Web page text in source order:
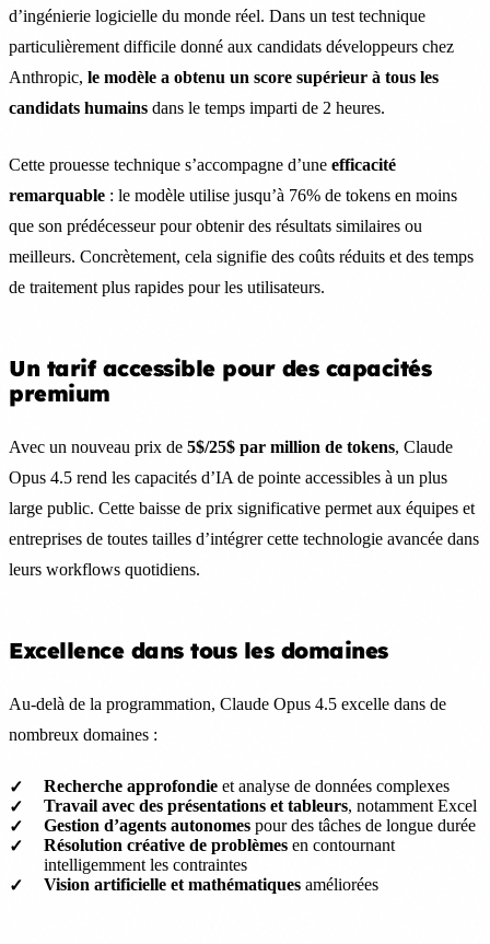
d’ingénierie logicielle du monde réel. Dans un test technique
particulièrement difficile donné aux candidats développeurs chez
Anthropic, le modèle a obtenu un score supérieur à tous les
candidats humains dans le temps imparti de 2 heures.
Cette prouesse technique s’accompagne d’une efficacité
remarquable : le modèle utilise jusqu’à 76% de tokens en moins
que son prédécesseur pour obtenir des résultats similaires ou
meilleurs. Concrètement, cela signifie des coûts réduits et des temps
de traitement plus rapides pour les utilisateurs.
Un tarif accessible pour des capacités
premium
Avec un nouveau prix de 5$/25$ par million de tokens, Claude
Opus 4.5 rend les capacités d’IA de pointe accessibles à un plus
large public. Cette baisse de prix significative permet aux équipes et
entreprises de toutes tailles d’intégrer cette technologie avancée dans
leurs workflows quotidiens.
Excellence dans tous les domaines
Au-delà de la programmation, Claude Opus 4.5 excelle dans de
nombreux domaines :
Recherche approfondie et analyse de données complexes
Travail avec des présentations et tableurs, notamment Excel
Gestion d’agents autonomes pour des tâches de longue durée
Résolution créative de problèmes en contournant
intelligemment les contraintes
Vision artificielle et mathématiques améliorées